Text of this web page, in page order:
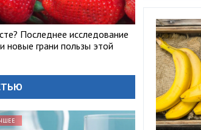
Последнее исследование
новые грани пользы этой